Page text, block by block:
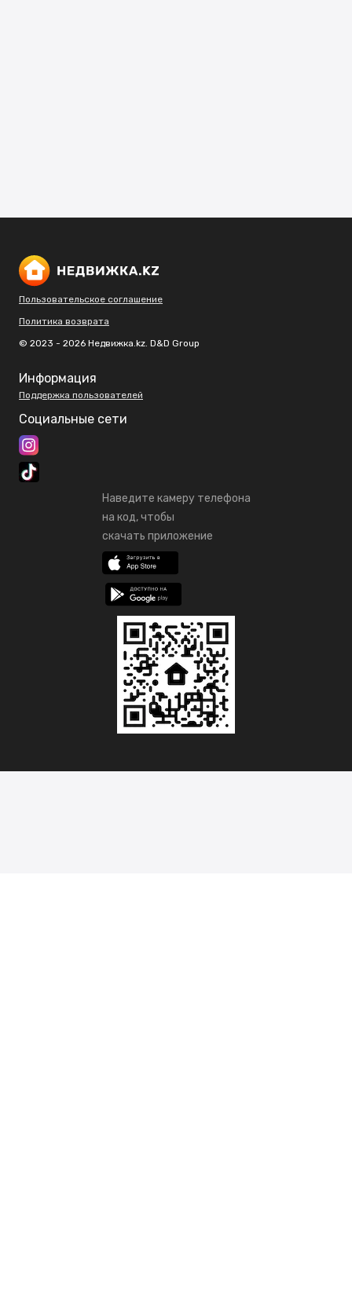
Пользовательское соглашение
Политика возврата
© 2023 - 2026 Недвижка.kz. D&D Group
Информация
Поддержка пользователей
Социальные сети
Наведите камеру телефона
на код, чтобы
скачать приложение